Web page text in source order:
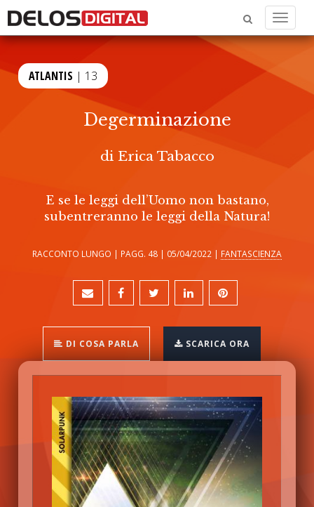
Menu
ATLANTIS | 13
Degerminazione
di Erica Tabacco
E se le leggi dell’Uomo non bastano,
subentreranno le leggi della Natura!
RACCONTO LUNGO | PAGG. 48 | 05/04/2022 | FANTASCIENZA
DI COSA PARLA SCARICA ORA